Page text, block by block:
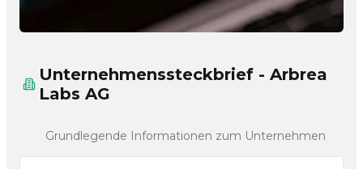
Unternehmenssteckbrief - Arbrea
Labs AG
Grundlegende Informationen zum Unternehmen